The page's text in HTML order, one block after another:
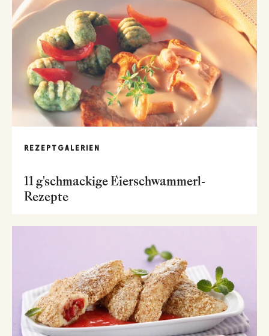
REZEPTGALERIEN
11 g'schmackige Eierschwammerl-
Rezepte